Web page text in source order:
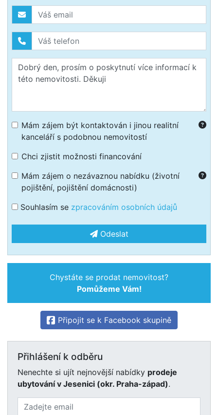
Mám zájem být kontaktován i jinou realitní
kanceláří s podobnou nemovitostí
Chci zjistit možnosti financování
Mám zájem o nezávaznou nabídku (životní
pojištění, pojištění domácnosti)
Souhlasím se zpracováním osobních údajů
Odeslat
Chystáte se prodat nemovitost?
Pomůžeme Vám!
Připojit se k Facebook skupině
Přihlášení k odběru
Nenechte si ujít nejnovější nabídky prodeje
ubytování v Jesenici (okr. Praha-západ).